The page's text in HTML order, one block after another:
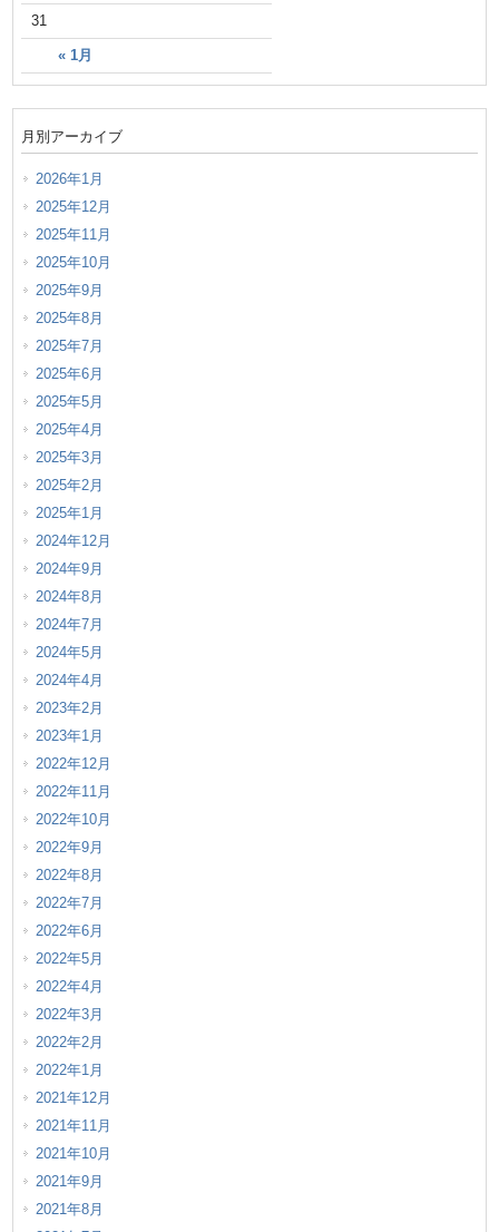
« 1月
31
月別アーカイブ
2026年1月
2025年12月
2025年11月
2025年10月
2025年9月
2025年8月
2025年7月
2025年6月
2025年5月
2025年4月
2025年3月
2025年2月
2025年1月
2024年12月
2024年9月
2024年8月
2024年7月
2024年5月
2024年4月
2023年2月
2023年1月
2022年12月
2022年11月
2022年10月
2022年9月
2022年8月
2022年7月
2022年6月
2022年5月
2022年4月
2022年3月
2022年2月
2022年1月
2021年12月
2021年11月
2021年10月
2021年9月
2021年8月